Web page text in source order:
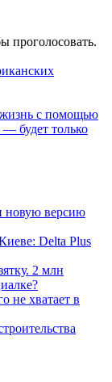
проголосовать.
с помощью
будет только
новую версию
Delta Plus
2 млн
не хватает в